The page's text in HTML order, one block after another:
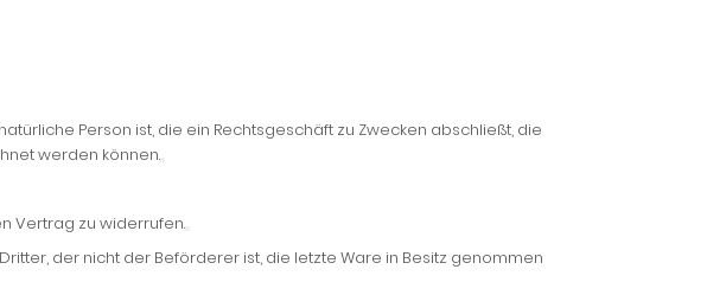
Person ist, die ein Rechtsgeschäft zu Zwecken abschließt, die
werden können.
Vertrag zu widerrufen.
der nicht der Beförderer ist, die letzte Ware in Besitz genommen